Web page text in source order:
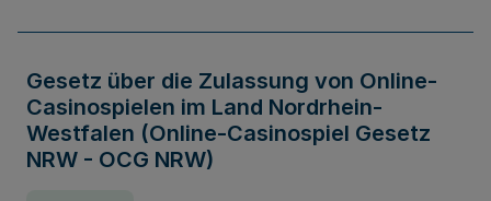
Gesetz über die Zulassung von Online-
Casinospielen im Land Nordrhein-
Westfalen (Online-Casinospiel Gesetz
NRW - OCG NRW)